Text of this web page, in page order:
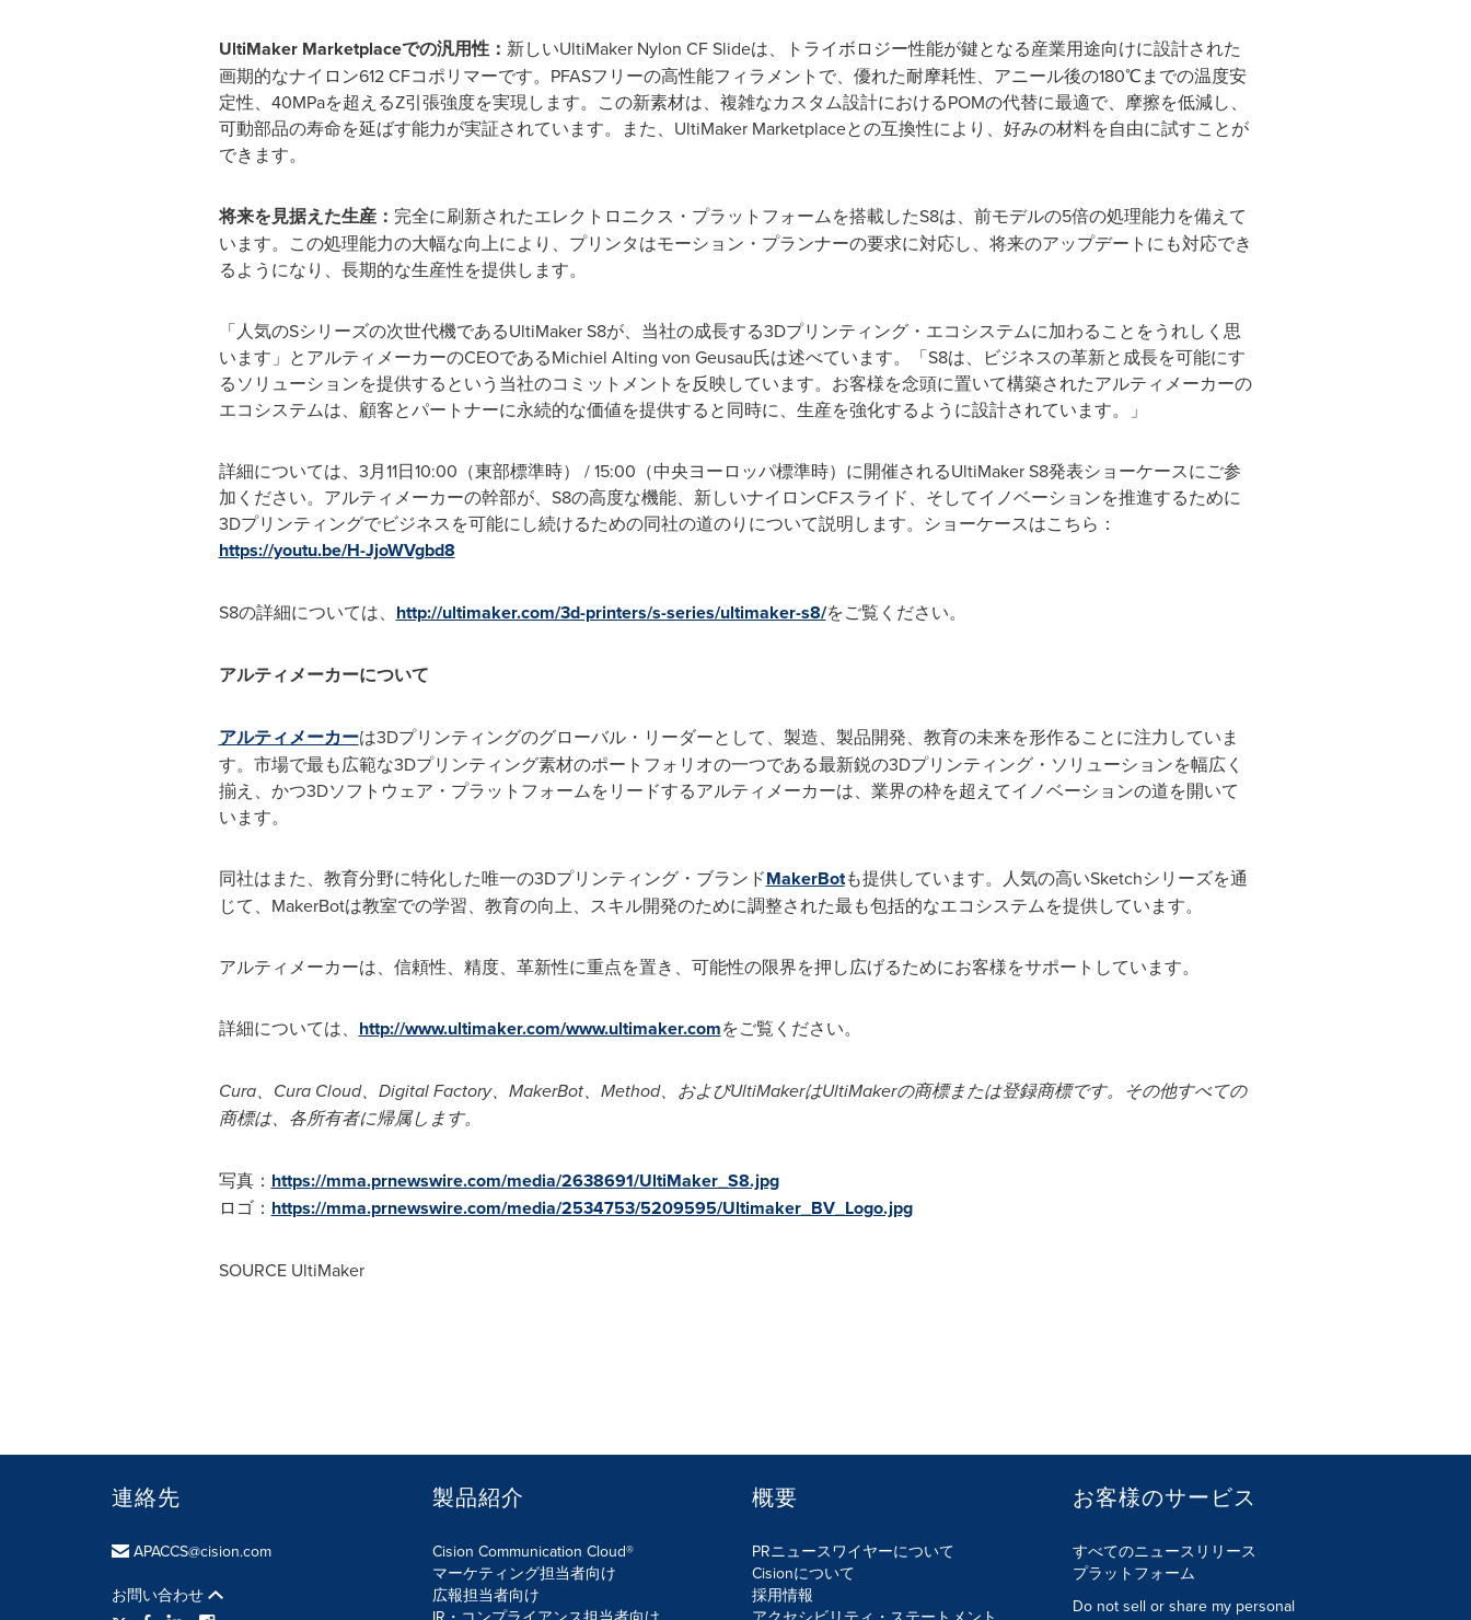
UltiMaker Marketplaceでの汎用性： 新しいUltiMaker Nylon CF Slideは、トライボロジー性能が鍵となる産業用途向けに設計された
画期的なナイロン612 CFコポリマーです。PFASフリーの高性能フィラメントで、優れた耐摩耗性、アニール後の180℃までの温度安
定性、40MPaを超えるZ引張強度を実現します。この新素材は、複雑なカスタム設計におけるPOMの代替に最適で、摩擦を低減し、
可動部品の寿命を延ばす能力が実証されています。また、UltiMaker Marketplaceとの互換性により、好みの材料を自由に試すことが
できます。
将来を見据えた生産： 完全に刷新されたエレクトロニクス・プラットフォームを搭載したS8は、前モデルの5倍の処理能力を備えて
います。この処理能力の大幅な向上により、プリンタはモーション・プランナーの要求に対応し、将来のアップデートにも対応でき
るようになり、長期的な生産性を提供します。
「人気のSシリーズの次世代機であるUltiMaker S8が、当社の成長する3Dプリンティング・エコシステムに加わることをうれしく思
います」とアルティメーカーのCEOであるMichiel Alting von Geusau氏は述べています。「S8は、ビジネスの革新と成長を可能にす
るソリューションを提供するという当社のコミットメントを反映しています。お客様を念頭に置いて構築されたアルティメーカーの
エコシステムは、顧客とパートナーに永続的な価値を提供すると同時に、生産を強化するように設計されています。」
詳細については、3月11日10:00（東部標準時） / 15:00（中央ヨーロッパ標準時）に開催されるUltiMaker S8発表ショーケースにご参
加ください。アルティメーカーの幹部が、S8の高度な機能、新しいナイロンCFスライド、そしてイノベーションを推進するために
3Dプリンティングでビジネスを可能にし続けるための同社の道のりについて説明します。ショーケースはこちら：
https://youtu.be/H-JjoWVgbd8
S8の詳細については、 http://ultimaker.com/3d-printers/s-series/ultimaker-s8/をご覧ください。
アルティメーカーについて
アルティメーカーは3Dプリンティングのグローバル・リーダーとして、製造、製品開発、教育の未来を形作ることに注力していま
す。市場で最も広範な3Dプリンティング素材のポートフォリオの一つである最新鋭の3Dプリンティング・ソリューションを幅広く
揃え、かつ3Dソフトウェア・プラットフォームをリードするアルティメーカーは、業界の枠を超えてイノベーションの道を開いて
います。
同社はまた、教育分野に特化した唯一の3Dプリンティング・ブランドMakerBotも提供しています。人気の高いSketchシリーズを通
じて、MakerBotは教室での学習、教育の向上、スキル開発のために調整された最も包括的なエコシステムを提供しています。
アルティメーカーは、信頼性、精度、革新性に重点を置き、可能性の限界を押し広げるためにお客様をサポートしています。
詳細については、 http://www.ultimaker.com/www.ultimaker.comをご覧ください。
Cura、 Cura Cloud、 Digital Factory、 MakerBot、 Method、およびUltiMakerはUltiMakerの商標または登録商標です。その他すべての
商標は、各所有者に帰属します。
写真： https://mma.prnewswire.com/media/2638691/UltiMaker_S8.jpg
ロゴ： https://mma.prnewswire.com/media/2534753/5209595/Ultimaker_BV_Logo.jpg
SOURCE UltiMaker
連絡先
APACCS@cision.com
お問い合わせ
製品紹介
Cision Communication Cloud®
マーケティング担当者向け
広報担当者向け
概要
PRニュースワイヤーについて
Cisionについて
採用情報
お客様のサービス
すべてのニュースリリース
プラットフォーム
Do not sell or share my personal